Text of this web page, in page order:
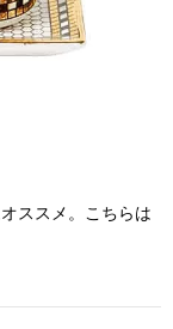
ススメ。こちらは